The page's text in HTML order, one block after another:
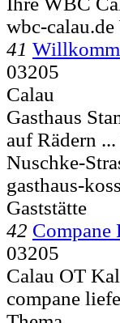
wbc-
41
03205
Calau
Gasthaus
auf Rädern
Nuschke-
gasthaus-
Gaststätte
42
03205
Calau OT
compane